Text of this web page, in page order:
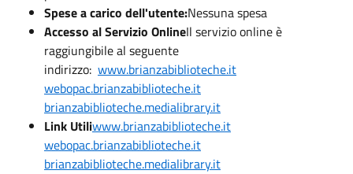
Spese a carico dell'utente:Nessuna spesa
Accesso al Servizio OnlineIl servizio online è
raggiungibile al seguente
indirizzo: www.brianzabiblioteche.it
webopac.brianzabiblioteche.it
brianzabiblioteche.medialibrary.it
Link Utiliwww.brianzabiblioteche.it
webopac.brianzabiblioteche.it
brianzabiblioteche.medialibrary.it